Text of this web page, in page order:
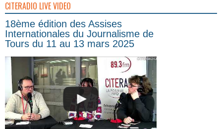
CITERADIO LIVE VIDEO
18ème édition des Assises
Internationales du Journalisme de
Tours du 11 au 13 mars 2025